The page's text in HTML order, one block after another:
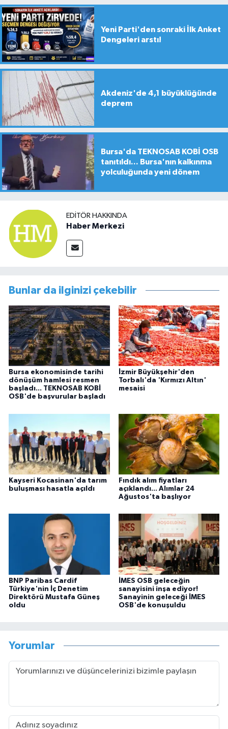
Yeni Parti'den sonraki İlk Anket
Dengeleri arstı!
Akdeniz'de 4,1 büyüklüğünde
deprem
Bursa'da TEKNOSAB KOBİ OSB
tanıtıldı... Bursa'nın kalkınma
yolculuğunda yeni dönem
EDITÖR HAKKINDA
Haber Merkezi
Bunlar da ilginizi çekebilir
Bursa ekonomisinde tarihi
dönüşüm hamlesi resmen
başladı... TEKNOSAB KOBİ
OSB'de başvurular başladı
İzmir Büyükşehir'den
Torbalı'da 'Kırmızı Altın'
mesaisi
Kayseri Kocasinan'da tarım
buluşması hasatla açıldı
Fındık alım fiyatları
açıklandı... Alımlar 24
Ağustos'ta başlıyor
BNP Paribas Cardif
Türkiye'nin İç Denetim
Direktörü Mustafa Güneş
oldu
İMES OSB geleceğin
sanayisini inşa ediyor!
Sanayinin geleceği İMES
OSB'de konuşuldu
Yorumlar